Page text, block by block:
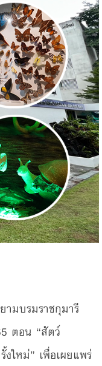
มบรมราชกุมารี
ตอน “สัตว์
ใหม่” เพื่อเผยแพร่